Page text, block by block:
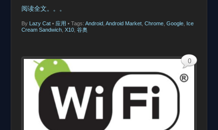
阅读全文。。。
By Lazy Cat• 应用 • Tags: Android, Android Market, Chrome, Google, Ice
Cream Sandwich, X10, 谷奥
0